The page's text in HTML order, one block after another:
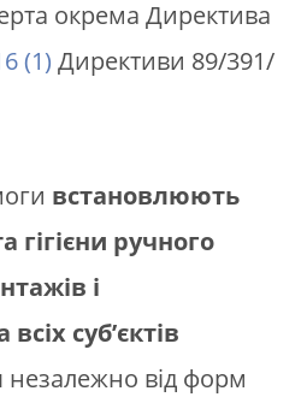
окрема Директива
(1) Директиви 89/391/
встановлюють
гігієни ручного
і
суб’єктів
незалежно від форм